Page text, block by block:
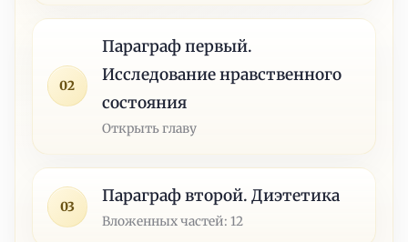
02
Параграф первый.
Исследование нравственного
состояния
Открыть главу
03
Параграф второй. Диэтетика
Вложенных частей: 12